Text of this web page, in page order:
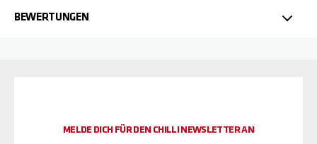
BEWERTUNGEN
MELDE DICH FÜR DEN CHILLI NEWSLETTER AN